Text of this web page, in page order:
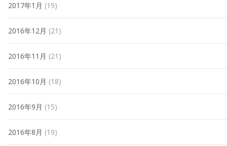
2017年1月 (19)
2016年12月 (21)
2016年11月 (21)
2016年10月 (18)
2016年9月 (15)
2016年8月 (19)